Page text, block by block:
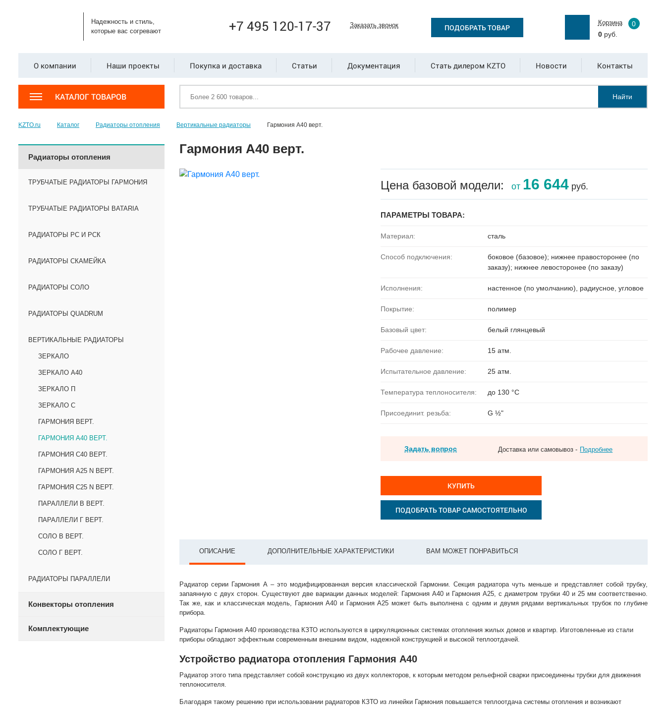
Надежность и стиль,
которые вас согревают
+7 495 120-17-37 Заказать звонок ПОДОБРАТЬ ТОВАР
Корзина
0
0руб.
О компании Наши проекты Покупка и доставка Статьи Документация Стать дилером KZTO Новости Контакты
КАТАЛОГ ТОВАРОВ Найти
KZTO.ru Каталог Радиаторы отопления Вертикальные радиаторы Гармония А40 верт.
Радиаторы отопления
ТРУБЧАТЫЕ РАДИАТОРЫ ГАРМОНИЯ
ТРУБЧАТЫЕ РАДИАТОРЫ BATARIA
РАДИАТОРЫ РС И РСК
РАДИАТОРЫ СКАМЕЙКА
РАДИАТОРЫ СОЛО
РАДИАТОРЫ QUADRUM
ВЕРТИКАЛЬНЫЕ РАДИАТОРЫ
ЗЕРКАЛО
ЗЕРКАЛО А40
ЗЕРКАЛО П
ЗЕРКАЛО С
ГАРМОНИЯ ВЕРТ.
ГАРМОНИЯ А40 ВЕРТ.
ГАРМОНИЯ С40 ВЕРТ.
ГАРМОНИЯ А25 N ВЕРТ.
ГАРМОНИЯ С25 N ВЕРТ.
ПАРАЛЛЕЛИ В ВЕРТ.
ПАРАЛЛЕЛИ Г ВЕРТ.
СОЛО В ВЕРТ.
СОЛО Г ВЕРТ.
РАДИАТОРЫ ПАРАЛЛЕЛИ
Конвекторы отопления
Комплектующие
Гармония А40 верт.
Цена базовой модели: от 16 644 руб.
ПАРАМЕТРЫ ТОВАРА:
Материал: сталь
Способ подключения:
боковое (базовое); нижнее правосторонее (по
заказу); нижнее левосторонее (по заказу)
Исполнения: настенное (по умолчанию), радиусное, угловое
Покрытие: полимер
Базовый цвет: белый глянцевый
Рабочее давление: 15 атм.
Испытательное давление: 25 атм.
Температура теплоносителя: до 130 °C
Присоединит. резьба: G ½"
Задать вопрос Доставка или самовывоз - Подробнее
КУПИТЬ
ПОДОБРАТЬ ТОВАР САМОСТОЯТЕЛЬНО
ОПИСАНИЕ ДОПОЛНИТЕЛЬНЫЕ ХАРАКТЕРИСТИКИ ВАМ МОЖЕТ ПОНРАВИТЬСЯ
Радиатор серии Гармония А – это модифицированная версия классической Гармонии. Секция радиатора чуть меньше и представляет собой трубку,
запаянную с двух сторон. Существуют две вариации данных моделей: Гармония А40 и Гармония А25, с диаметром трубки 40 и 25 мм соответственно.
Так же, как и классическая модель, Гармония А40 и Гармония А25 может быть выполнена с одним и двумя рядами вертикальных трубок по глубине
прибора.
Радиаторы Гармония А40 производства КЗТО используются в циркуляционных системах отопления жилых домов и квартир. Изготовленные из стали
приборы обладают эффектным современным внешним видом, надежной конструкцией и высокой теплоотдачей.
Устройство радиатора отопления Гармония А40
Радиатор этого типа представляет собой конструкцию из двух коллекторов, к которым методом рельефной сварки присоединены трубки для движения
теплоносителя.
Благодаря такому решению при использовании радиаторов КЗТО из линейки Гармония повышается теплоотдача системы отопления и возникают